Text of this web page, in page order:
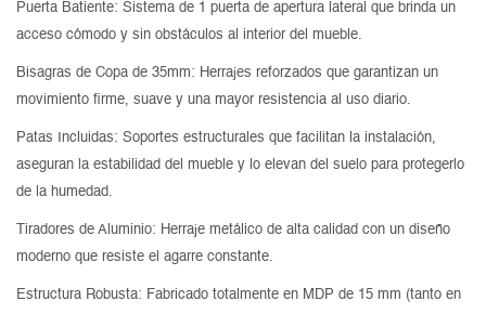
Puerta Batiente: Sistema de 1 puerta de apertura lateral que brinda un
acceso cómodo y sin obstáculos al interior del mueble.
Bisagras de Copa de 35mm: Herrajes reforzados que garantizan un
movimiento firme, suave y una mayor resistencia al uso diario.
Patas Incluidas: Soportes estructurales que facilitan la instalación,
aseguran la estabilidad del mueble y lo elevan del suelo para protegerlo
de la humedad.
Tiradores de Aluminio: Herraje metálico de alta calidad con un diseño
moderno que resiste el agarre constante.
Estructura Robusta: Fabricado totalmente en MDP de 15 mm (tanto en